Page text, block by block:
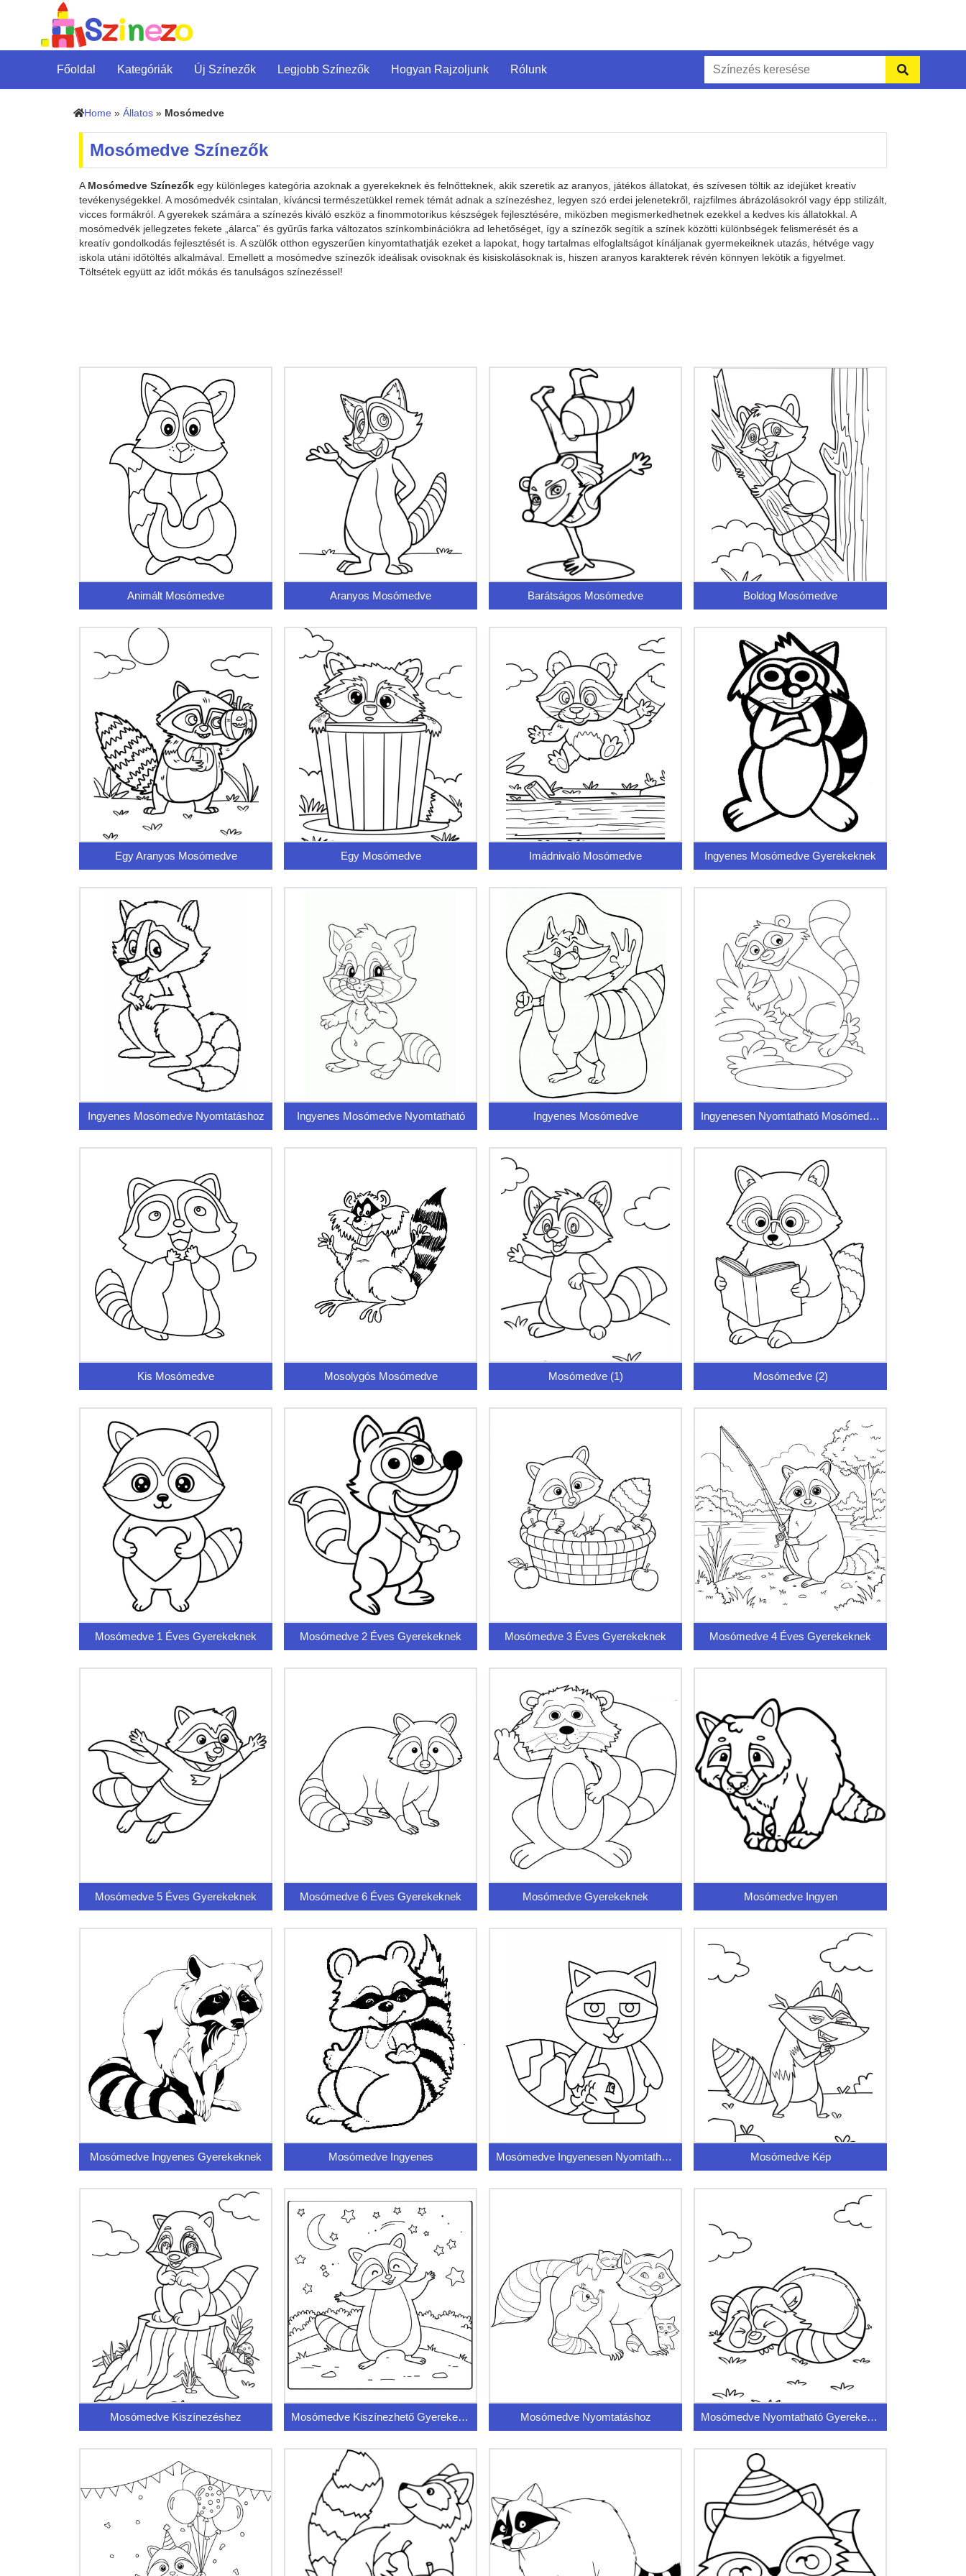
Főoldal Kategóriák Új Színezők Legjobb Színezők Hogyan Rajzoljunk Rólunk
Home » Állatos » Mosómedve
Mosómedve Színezők
A Mosómedve Színezők egy különleges kategória azoknak a gyerekeknek és felnőtteknek, akik szeretik az aranyos, játékos állatokat, és szívesen töltik az idejüket kreatív
tevékenységekkel. A mosómedvék csintalan, kíváncsi természetükkel remek témát adnak a színezéshez, legyen szó erdei jelenetekről, rajzfilmes ábrázolásokról vagy épp stilizált,
vicces formákról. A gyerekek számára a színezés kiváló eszköz a finommotorikus készségek fejlesztésére, miközben megismerkedhetnek ezekkel a kedves kis állatokkal. A
mosómedvék jellegzetes fekete „álarca” és gyűrűs farka változatos színkombinációkra ad lehetőséget, így a színezők segítik a színek közötti különbségek felismerését és a
kreatív gondolkodás fejlesztését is. A szülők otthon egyszerűen kinyomtathatják ezeket a lapokat, hogy tartalmas elfoglaltságot kínáljanak gyermekeiknek utazás, hétvége vagy
iskola utáni időtöltés alkalmával. Emellett a mosómedve színezők ideálisak ovisoknak és kisiskolásoknak is, hiszen aranyos karakterek révén könnyen lekötik a figyelmet.
Töltsétek együtt az időt mókás és tanulságos színezéssel!
Animált Mosómedve Aranyos Mosómedve Barátságos Mosómedve Boldog Mosómedve
Egy Aranyos Mosómedve Egy Mosómedve Imádnivaló Mosómedve Ingyenes Mosómedve Gyerekeknek
Ingyenes Mosómedve Nyomtatáshoz Ingyenes Mosómedve Nyomtatható Ingyenes Mosómedve Ingyenesen Nyomtatható Mosómedve
Kis Mosómedve Mosolygós Mosómedve Mosómedve (1) Mosómedve (2)
Mosómedve 1 Éves Gyerekeknek Mosómedve 2 Éves Gyerekeknek Mosómedve 3 Éves Gyerekeknek Mosómedve 4 Éves Gyerekeknek
Mosómedve 5 Éves Gyerekeknek Mosómedve 6 Éves Gyerekeknek Mosómedve Gyerekeknek Mosómedve Ingyen
Mosómedve Ingyenes Gyerekeknek Mosómedve Ingyenes Mosómedve Ingyenesen Nyomtatható Mosómedve Kép
Mosómedve Kiszínezéshez Mosómedve Kiszínezhető Gyerekeknek Mosómedve Nyomtatáshoz Mosómedve Nyomtatható Gyerekeknek